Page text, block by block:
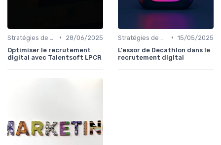
•
28/06/2025
Optimiser le recrutement
digital avec Talentsoft LPCR
• 15/05/2025
L'essor de Decathlon dans le
recrutement digital